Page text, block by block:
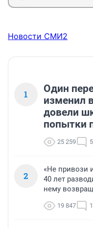
Новости СМИ2
1
Один
изменил
довели
попытки
25 259
2
«Не привози
40 лет
нему
19 847